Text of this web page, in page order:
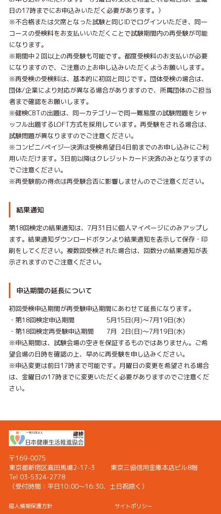
日の17時までにお申込みいただく必要があります。）
※不合格または欠席となった試験と同じIDでログインいただき、同一
コースの受検料をお支払いいただくことで試験期間内の再受験が可能
になります。
※期間中２回以上の再受験も可能です。都度受検料のお支払いが必要
になりますので、ご注意の上お申し込みいただくようお願いします。
※再受検の受検料は、基本的に初回と同じです。団体受検の場合は、
団体/企業により対応が異なる場合がありますので、所属団体のご担当
者まで確認をお願いします。
※健検CBTの出題は、同一カテゴリーで同一難易度の試験問題をシャ
ッフル出題するLOFT方式を採用しています。再受験をされる場合は、
試験問題が異なりますのでご注意ください。
※コンビニ/ペイジ―決済は受検希望日4日前までのお申し込みにご利
用いただけます。3日前以降はクレジットカード決済のみとなりますの
でご注意ください。
※再受験前の得点は再受験合否に影響しませんのでご注意ください。
結果通知
第18回検定の結果通知は、7月31日に個人マイページにのみアップし
ます。結果通知ダウンロードボタンより結果通知を表示して保存・印
刷をしてください。複数回受検された場合は、回数分の結果通知が表
示されますのでご注意ください。
申込期間の延長について
初回受検申込期間が再受験申込期間にあわせて延長になります。
・第18回検定申込期間 5月15日(月)～7月19日(水)
・第18回検定再受験申込期間 7月 2日(日)～7月19日(水)
※申込期間は、試験会場の空きを保証するものではありません。ご希
望会場の日時を確認の上、早めに再受験を申し込みください。
※申込変更は前日17時まで可能です。月曜日の変更を希望される場合
は、金曜日の17時までに変更いただく必要がありますのでご注意くだ
さい。
〒169-0075
東京都新宿区高田馬場2-17-3 東京三協信用金庫本店ビル8階
Tel 03-5324-2778
（受付時間： 平日10:00〜16:30、土日祝除く）
個人情報保護方針 サイトポリシー